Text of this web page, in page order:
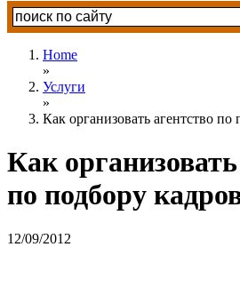
Home
»
Услуги
»
Как организовать агентство по
Как
по подбору
12/09/2012